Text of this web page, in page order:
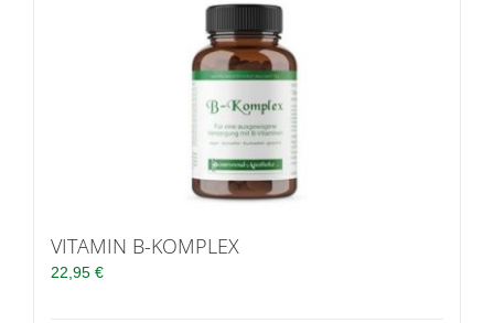
VITAMIN B-KOMPLEX
22,95 €